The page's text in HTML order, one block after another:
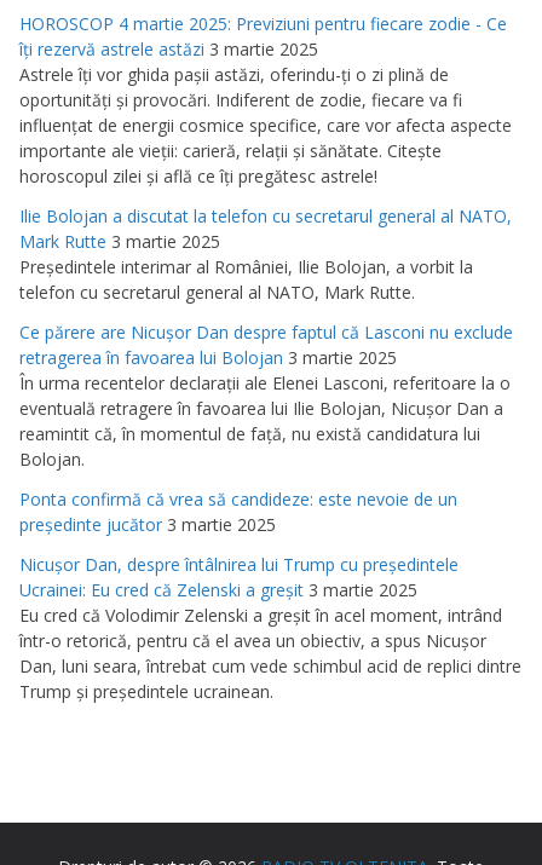
HOROSCOP 4 martie 2025: Previziuni pentru fiecare zodie - Ce
îţi rezervă astrele astăzi 3 martie 2025
Astrele îţi vor ghida paşii astăzi, oferindu-ţi o zi plină de
oportunităţi şi provocări. Indiferent de zodie, fiecare va fi
influenţat de energii cosmice specifice, care vor afecta aspecte
importante ale vieţii: carieră, relaţii şi sănătate. Citeşte
horoscopul zilei şi află ce îţi pregătesc astrele!
Ilie Bolojan a discutat la telefon cu secretarul general al NATO,
Mark Rutte 3 martie 2025
Preşedintele interimar al României, Ilie Bolojan, a vorbit la
telefon cu secretarul general al NATO, Mark Rutte.
Ce părere are Nicuşor Dan despre faptul că Lasconi nu exclude
retragerea în favoarea lui Bolojan 3 martie 2025
În urma recentelor declaraţii ale Elenei Lasconi, referitoare la o
eventuală retragere în favoarea lui Ilie Bolojan, Nicuşor Dan a
reamintit că, în momentul de faţă, nu există candidatura lui
Bolojan.
Ponta confirmă că vrea să candideze: este nevoie de un
preşedinte jucător 3 martie 2025
Nicuşor Dan, despre întâlnirea lui Trump cu preşedintele
Ucrainei: Eu cred că Zelenski a greşit 3 martie 2025
Eu cred că Volodimir Zelenski a greşit în acel moment, intrând
într-o retorică, pentru că el avea un obiectiv, a spus Nicuşor
Dan, luni seara, întrebat cum vede schimbul acid de replici dintre
Trump şi preşedintele ucrainean.